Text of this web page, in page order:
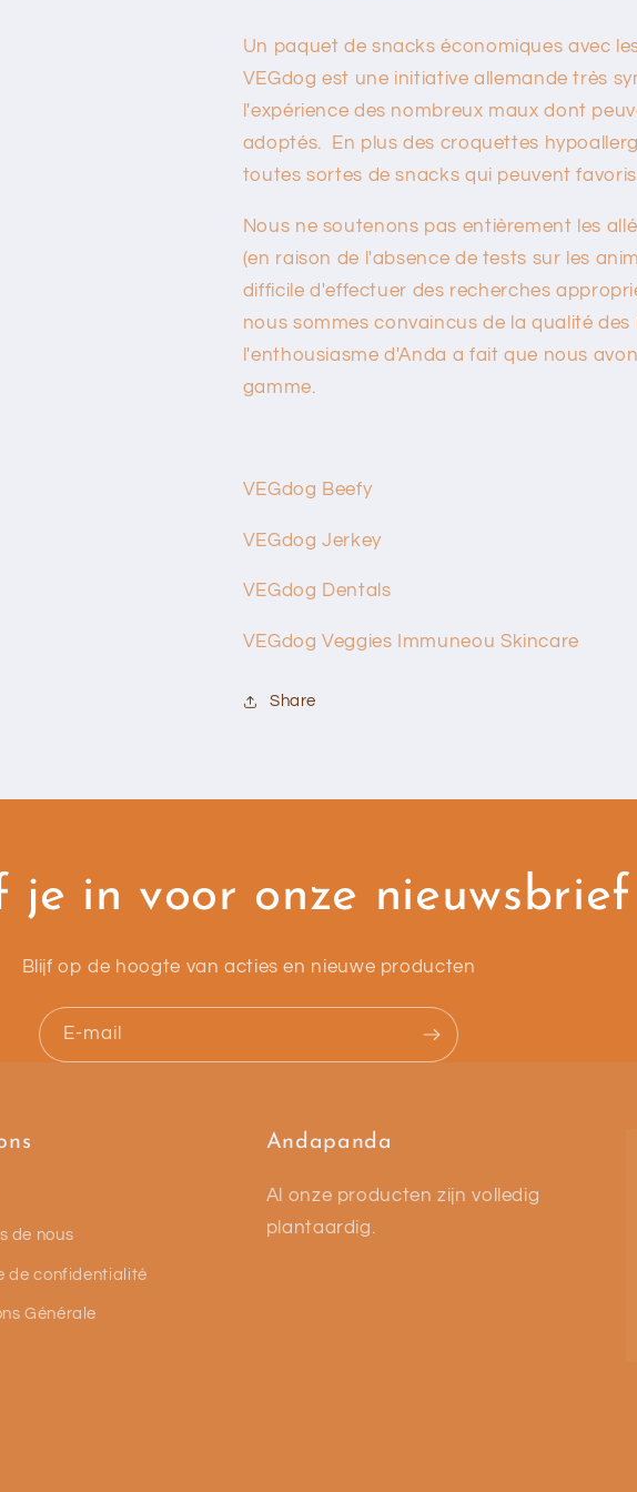
Un paquet de snacks économiques avec
VEGdog est une initiative allemande très
l'expérience des nombreux maux dont
adoptés. En plus des croquettes
toutes sortes de snacks qui peuvent
Nous ne soutenons pas entièrement les
(en raison de l'absence de tests sur les
difficile d'effectuer des recherches
nous sommes convaincus de la qualité
l'enthousiasme d'Anda a fait que nous
gamme.
VEGdog Beefy
VEGdog Jerkey
VEGdog Dentals
VEGdog Veggies Immuneou Skincare
Share
je in voor onze nieuwsbrief
Blijf op de hoogte van acties en nieuwe producten
E-mail
de nous
de confidentialité
Générale
Andapanda
Al onze producten zijn volledig
plantaardig.